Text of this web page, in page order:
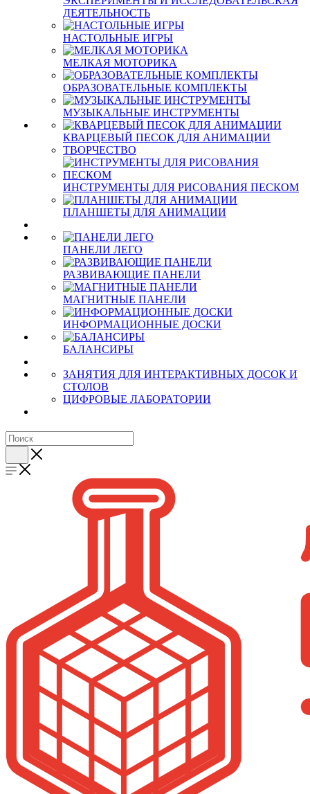
ДЕЯТЕЛЬНОСТЬ
НАСТОЛЬНЫЕ ИГРЫ
МЕЛКАЯ МОТОРИКА
ОБРАЗОВАТЕЛЬНЫЕ КОМПЛЕКТЫ
МУЗЫКАЛЬНЫЕ ИНСТРУМЕНТЫ
КВАРЦЕВЫЙ ПЕСОК ДЛЯ АНИМАЦИИ
ТВОРЧЕСТВО
ИНСТРУМЕНТЫ ДЛЯ РИСОВАНИЯ ПЕСКОМ
ПЛАНШЕТЫ ДЛЯ АНИМАЦИИ
ПАНЕЛИ ЛЕГО
РАЗВИВАЮЩИЕ ПАНЕЛИ
МАГНИТНЫЕ ПАНЕЛИ
ИНФОРМАЦИОННЫЕ ДОСКИ
БАЛАНСИРЫ
ЗАНЯТИЯ ДЛЯ ИНТЕРАКТИВНЫХ ДОСОК И
СТОЛОВ
ЦИФРОВЫЕ ЛАБОРАТОРИИ